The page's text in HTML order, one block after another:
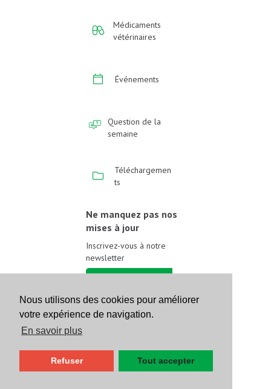
Nous utilisons des cookies pour améliorer
votre expérience de navigation.
En savoir plus
Refuser Tout accepter
Médicaments
vétérinaires
Événements
Question de la
semaine
Téléchargemen
ts
Ne manquez pas nos
mises à jour
Inscrivez-vous à notre
newsletter
Suivez-nous sur les